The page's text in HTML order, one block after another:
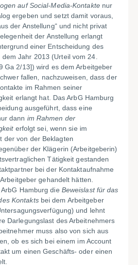
auf Social-Media-Kontakte nur
ergeben und setzt damit voraus,
der Anstellung“ und nicht privat
der Anstellung erlangt
einer Entscheidung des
Jahr 2013 (Urteil vom 24.
Ga 2/13]) wird es dem Arbeitgeber
fallen, nachzuweisen, dass der
im Rahmen seiner
erlangt hat. Das ArbG Hamburg
ausgeführt, dass eine
dann im Rahmen der
erfolgt sei, wenn sie im
der von der Beklagten
der Klägerin (Arbeitgeberin)
Tätigkeit gestanden
bei der Kontaktaufnahme
gehandelt hätten.
Hamburg die Beweislast für das
Kontaktsbei dem Arbeitgeber
und lehnt
Darlegungslast des Arbeitnehmers
muss also von sich aus
ob es sich bei einem im Account
um einen Geschäfts- oder einen